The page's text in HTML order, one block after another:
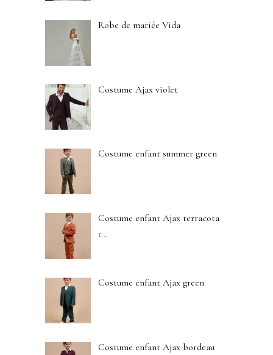
Robe de mariée Vida
Costume Ajax violet
Costume enfant summer green
Costume enfant Ajax terracota
r…
Costume enfant Ajax green
Costume enfant Ajax bordeau